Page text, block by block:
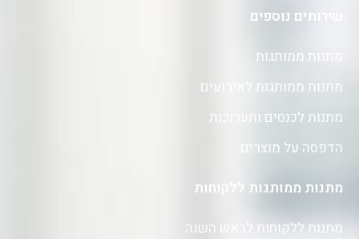
שירותים נוספים
מתנות ממותגות
מתנות ממותגות לאירועים
מתנות לכנסים ותערוכות
הדפסה על מוצרים
מתנות ממותגות ללקוחות
מתנות ללקוחות לראש השנה